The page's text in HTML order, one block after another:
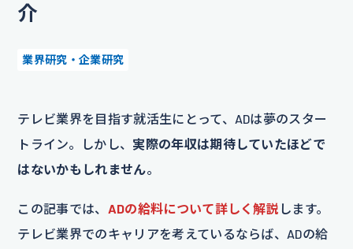
介
業界研究・企業研究
テレビ業界を目指す就活生にとって、ADは夢のスター
トライン。しかし、 実際の年収は期待していたほどで
はないかもしれません。
この記事では、 ADの給料について詳しく解説 します。
テレビ業界でのキャリアを考えているならば、ADの給